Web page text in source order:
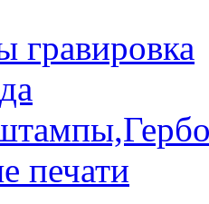
гравировка
печати